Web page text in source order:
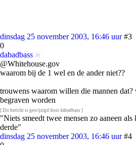
dinsdag 25 november 2003, 16:46 uur #3
0
dabadbass
@Whitehouse.gov
waarom bij de 1 wel en de ander niet??
trouwens waarom willen die mannen
begraven worden
[ Dit bericht is gewijzigd door dabadbass ]
"Niets smeedt twee mensen zo aaneen
derde"
dinsdag 25 november 2003, 16:46 uur #4